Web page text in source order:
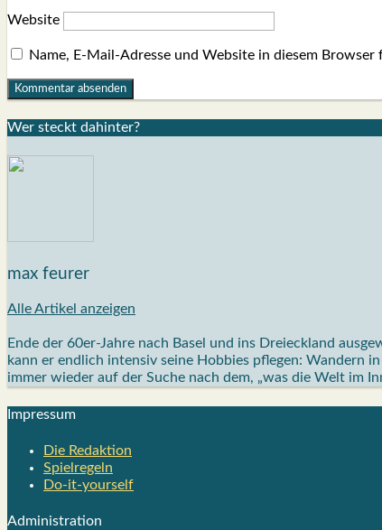
Website
Name, E-Mail-Adresse und Website in diesem
Wer steckt dahin­ter?
max feurer
Alle Artikel anzeigen
Ende der 60er-Jahre nach Basel und ins Dreieckland
kann er endlich intensiv seine Hobbies pflegen: Wandern
immer wieder auf der Suche nach dem, „was die Welt im
Impres­sum
Die Redak­ti­on
Spiel­re­geln
Do-it-your­s­elf
Admi­nis­tra­ti­on